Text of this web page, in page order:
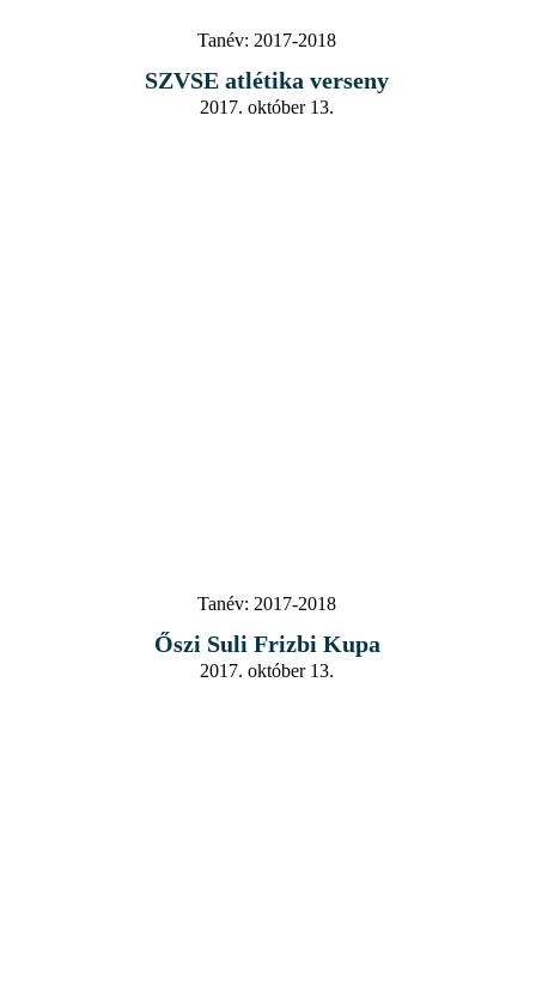
Tanév: 2017-2018
SZVSE atlétika verseny
2017. október 13.
Tanév: 2017-2018
Őszi Suli Frizbi Kupa
2017. október 13.